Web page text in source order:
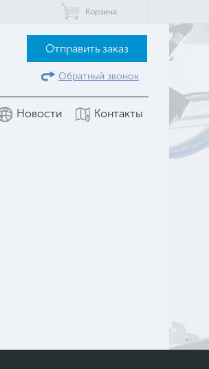
Корзина
Отправить заказ
Обратный звонок
Новости Контакты